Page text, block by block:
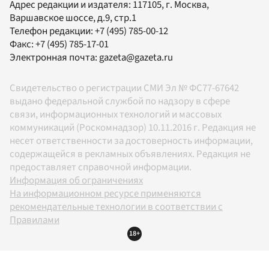
Адрес редакции и издателя: 117105, г. Москва,
Варшавское шоссе, д.9, стр.1
Телефон редакции:+7 (495) 785-00-12
Факс:+7 (495) 785-17-01
Электронная почта: gazeta@gazeta.ru
Свидетельство о регистрации СМИ Эл № ФС77-67642
выдано федеральной службой по надзору в сфере
связи, информационных технологий и массовых
коммуникаций (Роскомнадзор) 10.11.2016 г. Редакция не
несет ответственности за достоверность информации,
содержащейся в рекламных объявлениях. Редакция не
предоставляет справочной информации.
Информация об ограничениях
На информационном ресурсе применяются
рекомендательные технологии в соответствии с
Правилами
18+